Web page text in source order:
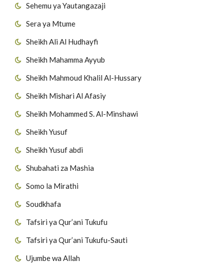
Sehemu ya Yautangazaji
Sera ya Mtume
Sheikh Ali Al Hudhayfi
Sheikh Mahamma Ayyub
Sheikh Mahmoud Khalil Al-Hussary
Sheikh Mishari Al Afasiy
Sheikh Mohammed S. Al-Minshawi
Sheikh Yusuf
Sheikh Yusuf abdi
Shubahati za Mashia
Somo la Mirathi
Soudkhafa
Tafsiri ya Qur’ani Tukufu
Tafsiri ya Qur’ani Tukufu-Sauti
Ujumbe wa Allah